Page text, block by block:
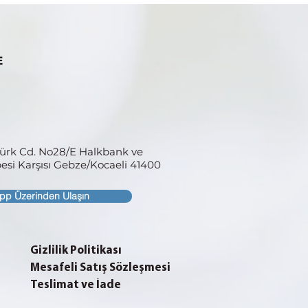
Cd. No28/E Halkbank ve
Karşısı Gebze/Kocaeli 41400
Üzerinden Ulaşın
Gizlilik Politikası
Mesafeli Satış Sözleşmesi
Teslimat ve İade